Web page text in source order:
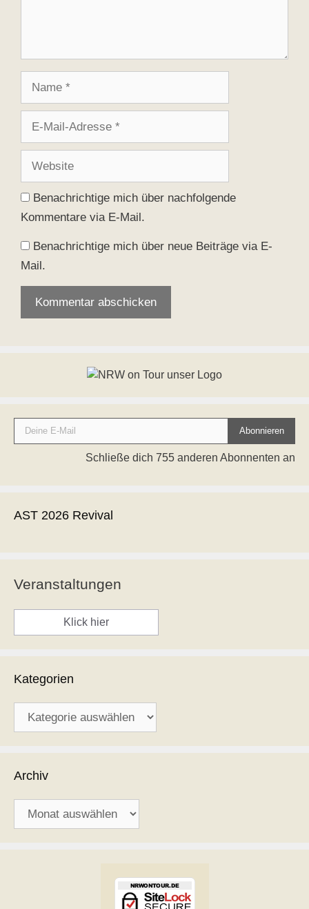
Adresse
Benachrichtige mich über nachfolgende
Kommentare via E-Mail.
Benachrichtige mich über neue Beiträge via E-
Mail.
Deine E-Mail
Abonnieren
Schließe dich 755 anderen Abonnenten an
AST 2026 Revival
Veranstaltungen
Klick hier
Kategorien
Archiv